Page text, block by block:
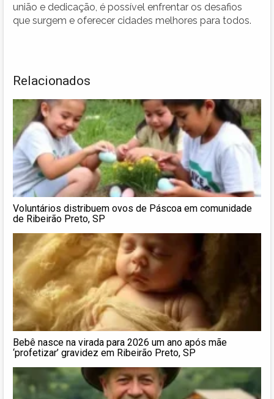
união e dedicação, é possível enfrentar os desafios
que surgem e oferecer cidades melhores para todos.
Relacionados
Voluntários distribuem ovos de Páscoa em comunidade
de Ribeirão Preto, SP
Bebê nasce na virada para 2026 um ano após mãe
‘profetizar’ gravidez em Ribeirão Preto, SP